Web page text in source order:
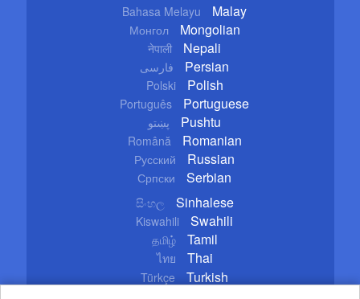
Bahasa Melayu Malay
Монгол Mongolian
नेपाली Nepali
فارسی Persian
Polski Polish
Português Portuguese
پښتو Pushtu
Română Romanian
Русский Russian
Српски Serbian
සිංහල Sinhalese
Kiswahili Swahili
தமிழ் Tamil
ไทย Thai
Türkçe Turkish